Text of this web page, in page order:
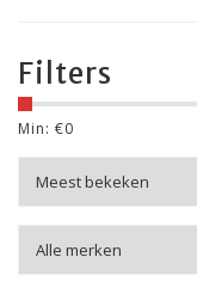
Filters
Min: €0